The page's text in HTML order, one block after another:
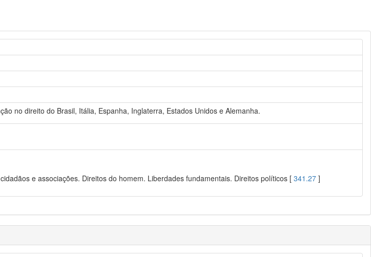
no direito do Brasil, Itália, Espanha, Inglaterra, Estados Unidos e Alemanha.
e associações. Direitos do homem. Liberdades fundamentais. Direitos políticos [341.27 ]